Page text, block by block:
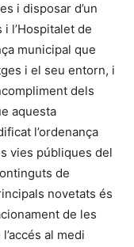
i disposar d’un
i l’Hospitalet de
municipal que
i el seu entorn, i
dels
aquesta
l’ordenança
vies públiques del
de
novetats és
de les
al medi